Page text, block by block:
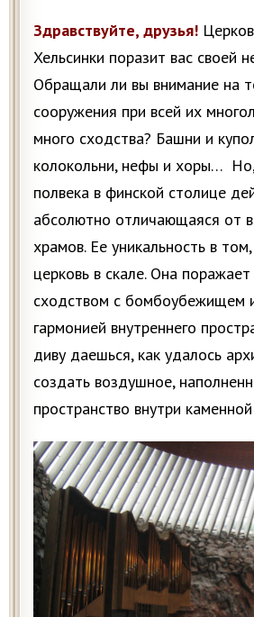
Здравствуйте, друзья!
Хельсинки поразит вас своей
Обращали ли вы внимание на
сооружения при всей их
много сходства? Башни и
колокольни, нефы и хоры…
полвека в финской столице
абсолютно отличающаяся от
храмов. Ее уникальность в
церковь в скале. Она
сходством с бомбоубежищем
гармонией внутреннего
диву даешься, как удалось
создать воздушное,
пространство внутри